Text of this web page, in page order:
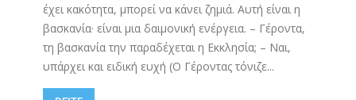
έχει κακότητα, μπορεί να κάνει ζημιά. Αυτή είναι η
βασκανία· είναι μια δαιμονική ενέργεια. – Γέροντα,
τη βασκανία την παραδέχεται η Εκκλησία; – Ναι,
υπάρχει και ειδική ευχή (Ο Γέροντας τόνιζε...